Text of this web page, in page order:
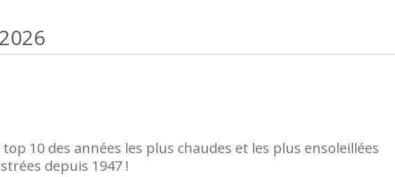
top 10 des années les plus chaudes et les plus ensoleillées
depuis 1947 !